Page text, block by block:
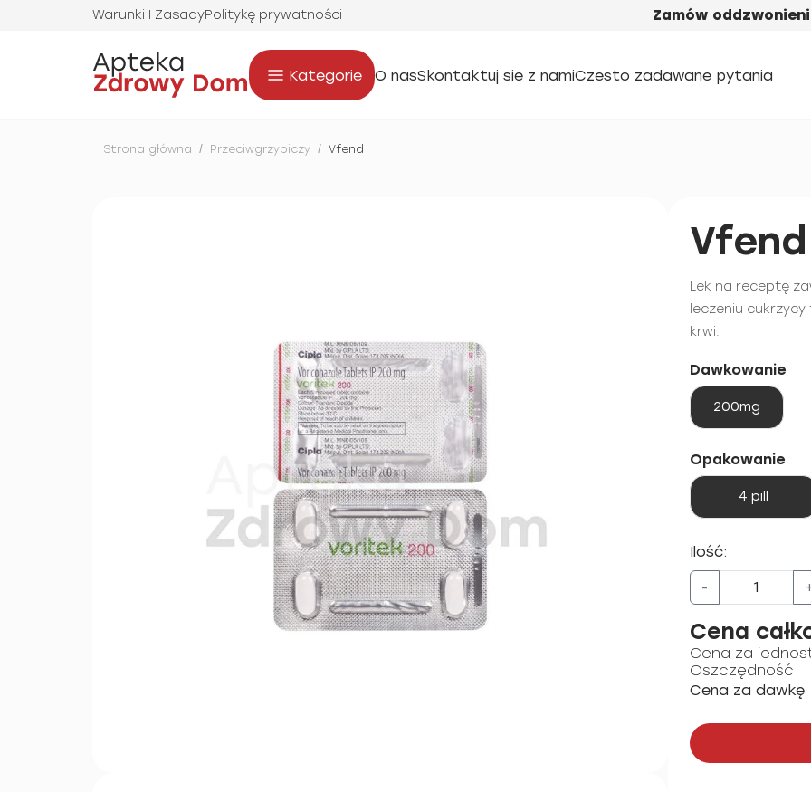
Warunki I ZasadyPolitykę prywatności Zamów
Kategorie O nasSkontaktuj sie z namiCzesto zadawane pytania
Strona główna / Przeciwgrzybiczy / Vfend
Vfend
Lek na receptę
leczeniu
krwi.
Dawkowanie
200mg
Opakowanie
4 pill
Ilość:
-
Cena
Cena za
Oszczędność
Cena za dawkę